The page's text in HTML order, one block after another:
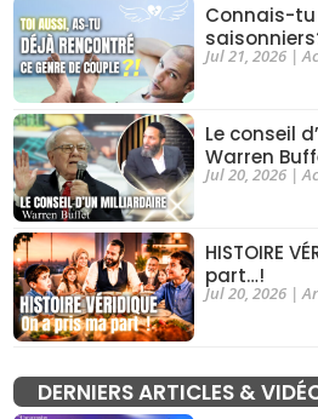
Connais-tu
Jul 21, 2026|
Le conseil
Warren
Jul 20, 2026|
HISTOIRE
part…!
Jul 20, 2026|
DERNIERS ARTICLES &